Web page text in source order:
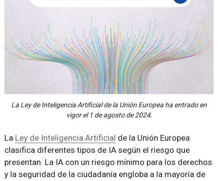
La Ley de Inteligencia Artificial de la Unión Europea ha entrado en
vigor el 1 de agosto de 2024.
La Ley de Inteligencia Artificial de la Unión Europea
clasifica diferentes tipos de IA según el riesgo que
presentan. La IA con un riesgo mínimo para los derechos
y la seguridad de la ciudadanía engloba a la mayoría de